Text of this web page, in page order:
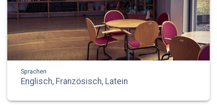
Sprachen
Englisch, Französisch, Latein